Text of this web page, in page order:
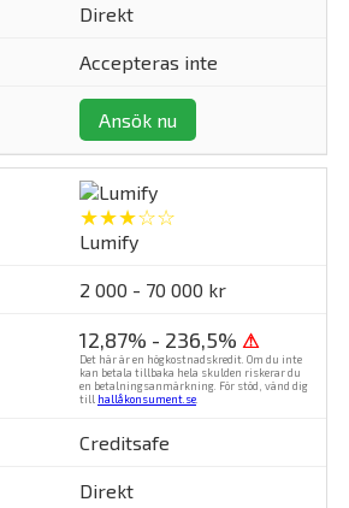
Direkt
Accepteras inte
Ansök nu
★★★☆☆
Lumify
2 000 - 70 000 kr
12,87% - 236,5% ⚠
Det här är en högkostnadskredit. Om du inte
kan betala tillbaka hela skulden riskerar du
en betalningsanmärkning. För stöd, vänd dig
till hallåkonsument.se
Creditsafe
Direkt